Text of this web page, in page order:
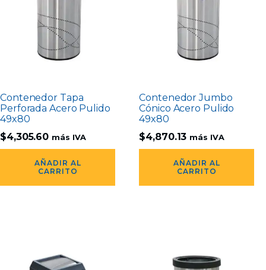
Contenedor Tapa
Perforada Acero Pulido
49x80
$4,305.60 más IVA
AÑADIR AL
CARRITO
Contenedor Jumbo
Cónico Acero Pulido
49x80
$4,870.13 más IVA
AÑADIR AL
CARRITO